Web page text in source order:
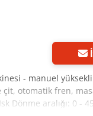
- manuel
çit, otomatik fren,
Dönme aralığı: 0 -